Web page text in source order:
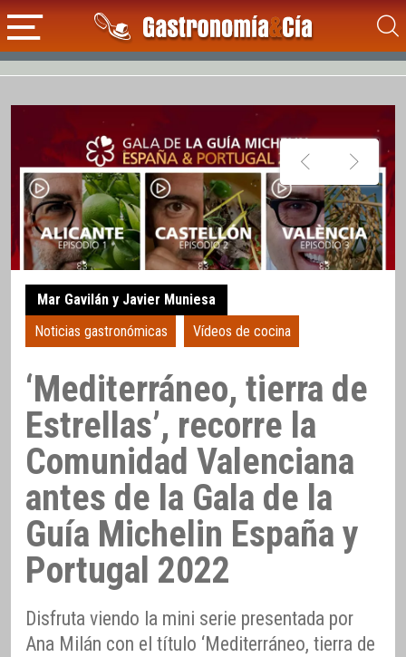
Mar Gavilán y Javier Muniesa
Noticias gastronómicas
Vídeos de cocina
‘Mediterráneo, tierra de
Estrellas’, recorre la
Comunidad Valenciana
antes de la Gala de la
Guía Michelin España y
Portugal 2022
Disfruta viendo la mini serie presentada por
Ana Milán con el título ‘Mediterráneo, tierra de